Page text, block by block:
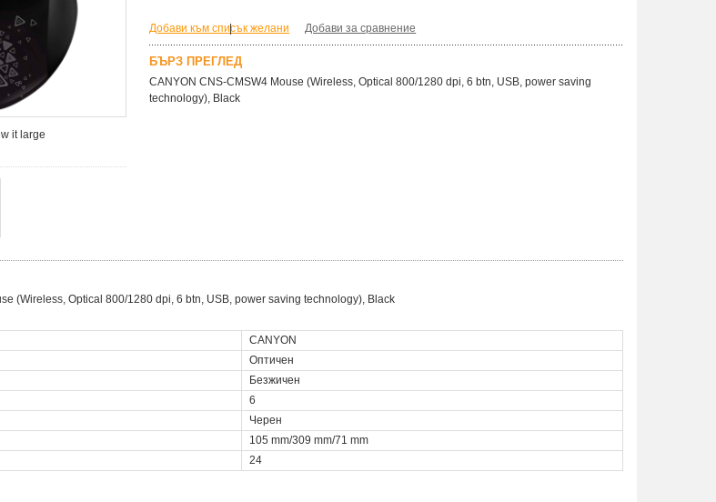
it large
Добави към списък желани
| Добави за сравнение
БЪРЗ ПРЕГЛЕД
CANYON CNS-CMSW4 Mouse (Wireless, Optical 800/1280 dpi, 6 btn, USB, power saving
technology), Black
(Wireless, Optical 800/1280 dpi, 6 btn, USB, power saving technology), Black
CANYON
Оптичен
Безжичен
6
Черен
105 mm/309 mm/71 mm
24